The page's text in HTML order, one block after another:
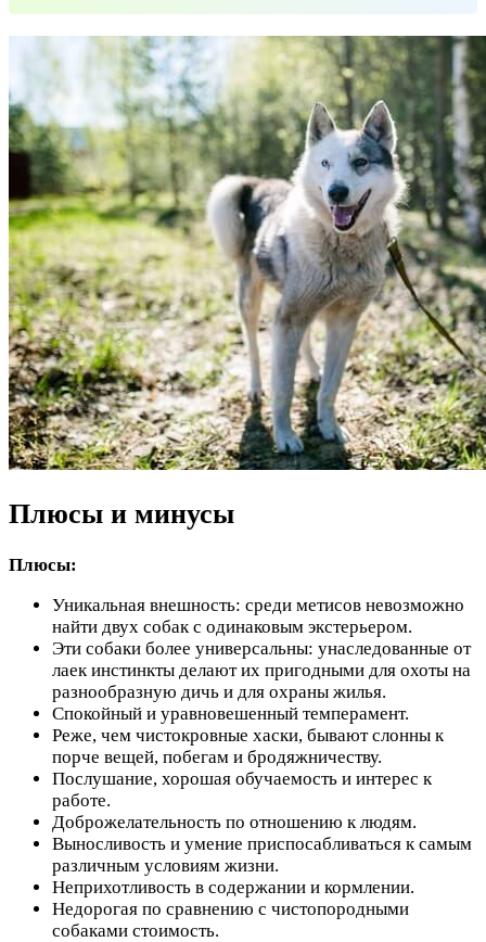
Плюсы и минусы
Плюсы:
Уникальная внешность: среди метисов невозможно
найти двух собак с одинаковым экстерьером.
Эти собаки более универсальны: унаследованные от
лаек инстинкты делают их пригодными для охоты на
разнообразную дичь и для охраны жилья.
Спокойный и уравновешенный темперамент.
Реже, чем чистокровные хаски, бывают слонны к
порче вещей, побегам и бродяжничеству.
Послушание, хорошая обучаемость и интерес к
работе.
Доброжелательность по отношению к людям.
Выносливость и умение приспосабливаться к самым
различным условиям жизни.
Неприхотливость в содержании и кормлении.
Недорогая по сравнению с чистопородными
собаками стоимость.